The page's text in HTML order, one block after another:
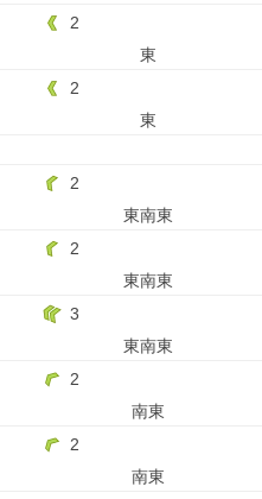
2
東
2
東
2
東南東
2
東南東
3
東南東
2
南東
2
南東